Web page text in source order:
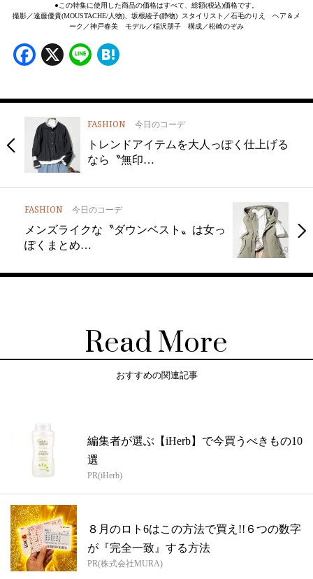
●この特集に使用した商品の価格はすべて、総額(税込)価格です。
撮影／遠藤優貴(MOUSTACHE/人物)、坂根綾子(静物) スタイリスト／石毛のりえ ヘア＆メ
ーク／神戸春美 モデル／稲沢朋子 構成／松崎のぞみ
Facebook
X Line
FASHION 今日のコーデ
トレンドアイテムを大人っぽく仕上げる
なら〝無印…
FASHION 今日のコーデ
メンズライクな〝ダウンベスト〟は女っ
ぽくまとめ…
Read More
おすすめの関連記事
編集者が選ぶ【iHerb】で今買うべきもの10
選
PR(iHerb)
８月のロト6はこの方法で買え!!６つの数字
が『完全一致』する方法
PR(株式会社MURA)